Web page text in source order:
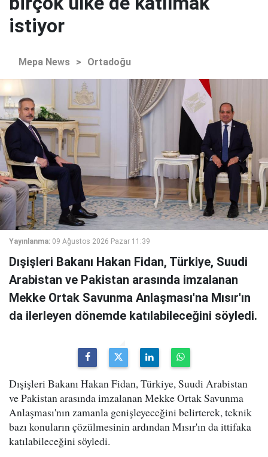
istiyor
Mepa News > Ortadoğu
Yayınlanma: 09 Ağustos 2026 Pazar 11:39
Dışişleri Bakanı Hakan Fidan, Türkiye, Suudi
Arabistan ve Pakistan arasında imzalanan
Mekke Ortak Savunma Anlaşması'na Mısır'ın
da ilerleyen dönemde katılabileceğini söyledi.
Dışişleri Bakanı Hakan Fidan, Türkiye, Suudi Arabistan
ve Pakistan arasında imzalanan Mekke Ortak Savunma
Anlaşması'nın zamanla genişleyeceğini belirterek, teknik
bazı konuların çözülmesinin ardından Mısır'ın da ittifaka
katılabileceğini söyledi.